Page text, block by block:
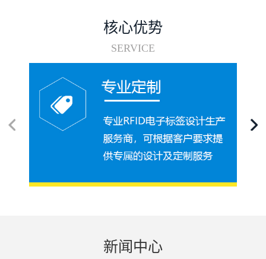
核心优势
SERVICE
新闻中心